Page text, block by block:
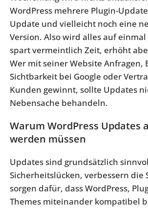
WordPress mehrere Plugin-
Update und vielleicht noch eine
Version. Also wird alles auf einmal
spart vermeintlich Zeit, erhöht
Wer mit seiner Website Anfragen,
Sichtbarkeit bei Google oder
Kunden gewinnt, sollte Updates
Nebensache behandeln.
Warum WordPress Updates
werden müssen
Updates sind grundsätzlich
Sicherheitslücken, verbessern die
sorgen dafür, dass WordPress,
Themes miteinander kompatibel